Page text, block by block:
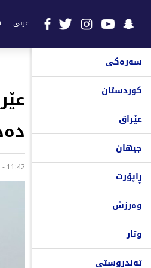
عربي
سەرەکی
کوردستان
عێراق
جیهان
ڕاپۆرت
وەرزش
وتار
تەندروستی
11:42 - 14/06/2025